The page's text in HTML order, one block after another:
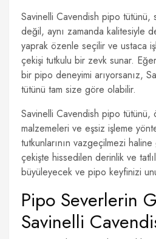
Savinelli Cavendish pipo
değil, aynı zamanda kalitesiyle
yaprak özenle seçilir ve ustaca
çekişi tutkulu bir zevk sunar.
bir pipo deneyimi arıyorsanız,
tütünü tam size göre olabilir.
Savinelli Cavendish pipo tütünü,
malzemeleri ve eşsiz işleme
tutkunlarının vazgeçilmezi
çekişte hissedilen derinlik ve
büyüleyecek ve pipo keyfinizi
Pipo Severlerin
Savinelli